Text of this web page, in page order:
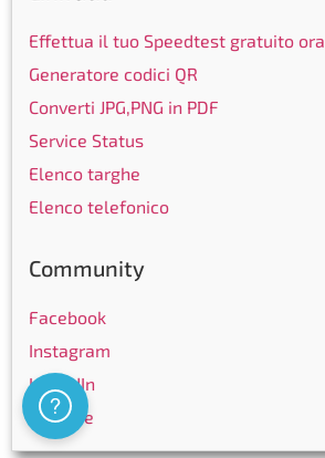
Effettua il tuo Speedtest gratuito ora
Generatore codici QR
Converti JPG,PNG in PDF
Service Status
Elenco targhe
Elenco telefonico
Community
Facebook
Instagram
LinkedIn
Youtube